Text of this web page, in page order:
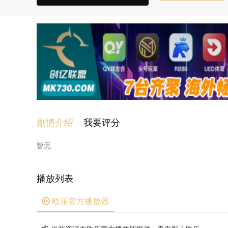
剧情介绍 我要评分
暂无
播放列表
 欧乐官方播放器